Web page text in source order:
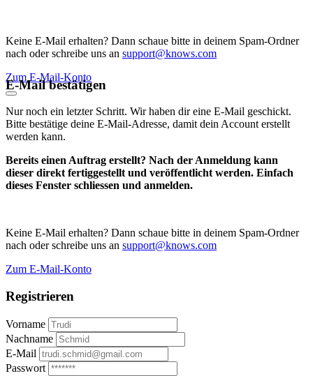
Keine E-Mail erhalten? Dann schaue bitte in deinem Spam-Ordner
nach oder schreibe uns an support@knows.com
Zum E-Mail-Konto
E-Mail bestätigen
Nur noch ein letzter Schritt. Wir haben dir eine E-Mail geschickt.
Bitte bestätige deine E-Mail-Adresse, damit dein Account erstellt
werden kann.
Bereits einen Auftrag erstellt? Nach der Anmeldung kann
dieser direkt fertiggestellt und veröffentlicht werden. Einfach
dieses Fenster schliessen und anmelden.
Keine E-Mail erhalten? Dann schaue bitte in deinem Spam-Ordner
nach oder schreibe uns an support@knows.com
Zum E-Mail-Konto
Registrieren
Vorname
Nachname
E-Mail
Passwort